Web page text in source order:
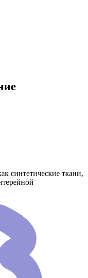
синтетические ткани,